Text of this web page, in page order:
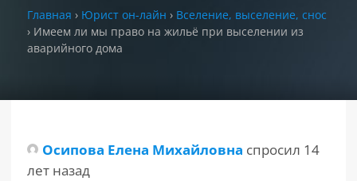
Задать вопрос
(WhatsApp)
Главная › Юрист он-лайн › Вселение, выселение, снос
› Имеем ли мы право на жильё при выселении из
аварийного дома
Осипова Елена Михайловна спросил 14
лет назад